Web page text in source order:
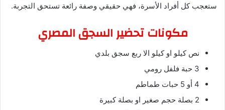
ستعجب كل أفراد الأسرة، فهي حقيقي وصفة رائعة تستحق التجربة.
مكونات تحضير السجق المصري
نص كيلو او كيلو الا ربع سجق بلدي
3 حبة فلفل رومي
4 أو 5 حبات طماطم
2 بصلة حجم صغير او بصلة كبيرة